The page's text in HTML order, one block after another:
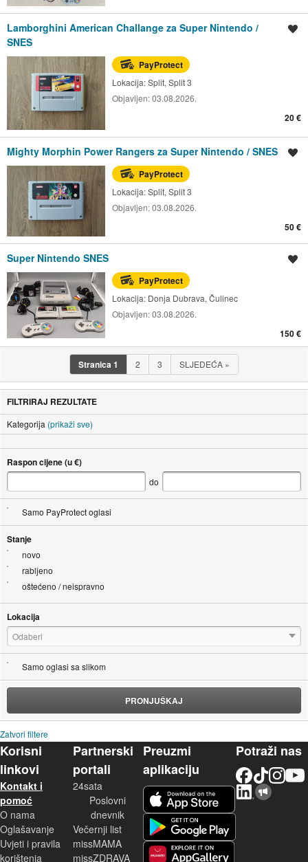
Lamborghini American Challange za Super Nintendo /
SNES
PayProtect
Lokacija:Split, Split 3
Objavljen:03.08.2026.
20 €
Mighty Morphin Power Rangers za Super Nintendo / SNES
PayProtect
Lokacija:Split, Split 3
Objavljen:03.08.2026.
50 €
Super Nintendo SNES
PayProtect
Lokacija: Donja Dubrava, Čulinec
Objavljen:03.08.2026.
150 €
Stranica1 2 3 SLJEDEĆA »
FILTRIRAJ REZULTATE
Kategorija (prikaži sve)
Raspon cijene (u €)
do
Samo PayProtect oglasi
Stanje
novo
rabljeno
oštećeno / neispravno
Lokacija
Odaberi
Samo oglasi sa slikom
PRONJUŠKAJ
Zatvori filtere
Korisni
linkovi
Kontakt i
pomoć
O nama
Oglašavanje
Uvjeti i pravila
korištenja
Partnerski
portali
24sata
Poslovni
dnevnik
Večernji list
missMAMA
missZDRAVA
Preuzmi
aplikaciju
Potraži nas